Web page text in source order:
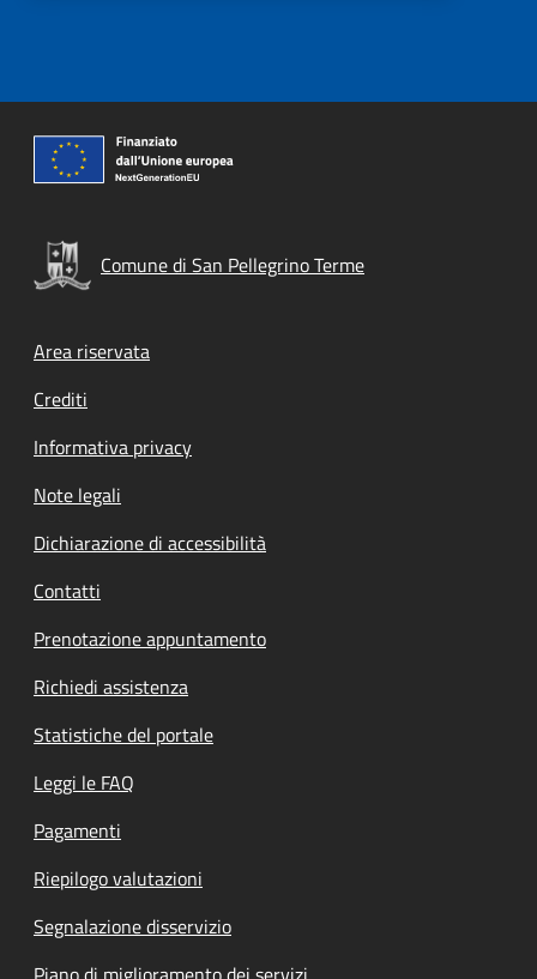
Comune di San Pellegrino Terme
Footer menu
Area riservata
Crediti
Informativa privacy
Note legali
Dichiarazione di accessibilità
Contatti
Prenotazione appuntamento
Richiedi assistenza
Statistiche del portale
Leggi le FAQ
Pagamenti
Riepilogo valutazioni
Segnalazione disservizio